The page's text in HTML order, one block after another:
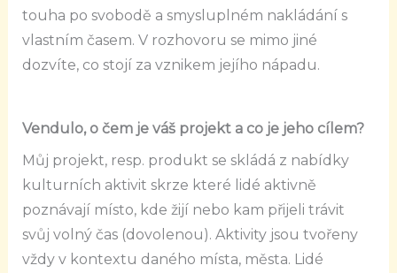
touha po svobodě a smysluplném nakládání s
vlastním časem. V rozhovoru se mimo jiné
dozvíte, co stojí za vznikem jejího nápadu.
Vendulo, o čem je váš projekt a co je jeho cílem?
Můj projekt, resp. produkt se skládá z nabídky
kulturních aktivit skrze které lidé aktivně
poznávají místo, kde žijí nebo kam přijeli trávit
svůj volný čas (dovolenou). Aktivity jsou tvořeny
vždy v kontextu daného místa, města. Lidé